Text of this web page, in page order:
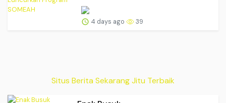
4 days ago 39
Situs Berita Sekarang Jitu Terbaik